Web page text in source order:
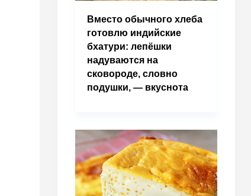
Вместо обычного хлеба
готовлю индийские
бхатури: лепёшки
надуваются на
сковороде, словно
подушки, — вкуснота